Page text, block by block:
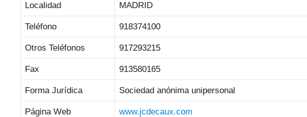
Localidad MADRID
Teléfono 918374100
Otros Teléfonos 917293215
Fax 913580165
Forma Jurídica Sociedad anónima unipersonal
Página Web www.jcdecaux.com